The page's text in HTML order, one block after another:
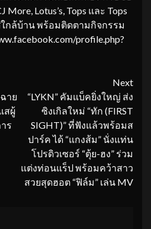
More, Lotus’s, Tops และ Tops
ใกล้บ้าน พร้อมติดตามกิจกรรม
profile.php?
าย
สผู้
ร
Next
“LYKN” คัมแบ็คยิ่งใหญ่ ส่ง
ซิงเกิลใหม่ “ทัก (FIRST
SIGHT)” ที่ฟังแล้วพร้อมส
ปาร์ค ได้ “แกงส้ม” นั่งแท่น
โปรดิวเซอร์ “ตุ้ย-ฮง” ร่วม
แต่งท่อนแร็ป พร้อมคว้าสาว
สวยสุดฮอต “ฟิล์ม” เล่น MV